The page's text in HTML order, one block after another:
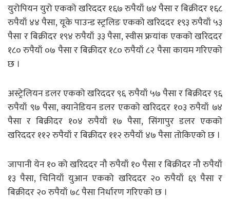
युरोपियन युरो एकको खरिददर १६७ रुपैयाँ ७४ पैसा र बिक्रीदर १६८
रुपैयाँ ४४ पैसा, यूके पाउन्ड स्ट्रलिङ एकको खरिददर १९३ रुपैयाँ ५३
पैसा र बिक्रीदर १९४ रुपैयाँ ३३ पैसा, स्वीस फ्रयांक एकको खरिददर
१८० रुपैयाँ ०७ पैसा र बिक्रीदर १८० रुपैयाँ ८२ पैसा कायम गरिएको
छ ।
अस्ट्रेलियन डलर एकको खरिददर ९६ रुपैयाँ ५७ पैसा र बिक्रीदर ९६
रुपैयाँ ९७ पैसा, क्यानेडियन डलर एकको खरिददर १०३ रुपैयाँ ७४
पैसा र बिक्रीदर १०४ रुपैयाँ १७ पैसा, सिंगापुर डलर एकको
खरिददर ११२ रुपैयाँ र बिक्रीदर ११२ रुपैयाँ ४७ पैसा तोकिएको छ ।
जापानी येन १० को खरिददर नौ रुपैयाँ १० पैसा र बिक्रीदर नौ रुपैयाँ
१३ पैसा, चिनियाँ युआन एकको खरिददर २० रुपैयाँ ६९ पैसा र
बिक्रीदर २० रुपैयाँ ७८ पैसा निर्धारण गरिएको छ ।